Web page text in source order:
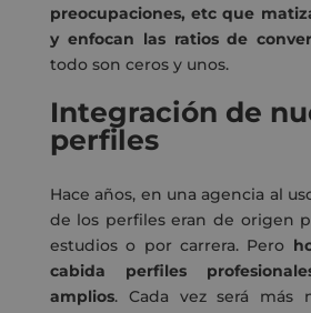
preocupaciones, etc que
y enfocan las ratios de
todo son ceros y unos.
Integración de
perfiles
Hace años, en una agencia al
de los perfiles eran de origen
estudios o por carrera. Pero
cabida perfiles
amplios. Cada vez será más